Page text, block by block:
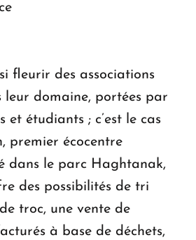
fleurir des associations
leur domaine, portées par
et étudiants ; c’est le cas
premier écocentre
dans le parc Haghtanak,
des possibilités de tri
troc, une vente de
à base de déchets,